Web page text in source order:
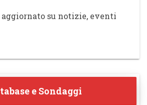
su notizie, eventi
e Sondaggi